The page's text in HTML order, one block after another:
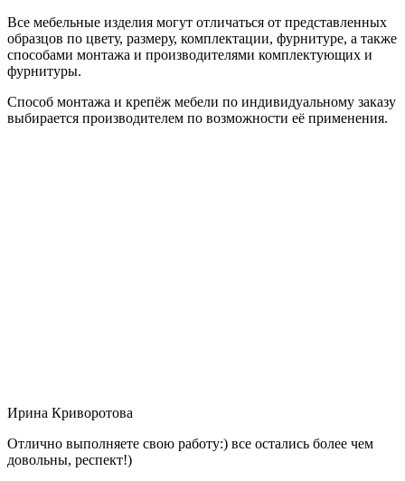
Все мебельные изделия могут отличаться от представленных
образцов по цвету, размеру, комплектации, фурнитуре, а также
способами монтажа и производителями комплектующих и
фурнитуры.
Способ монтажа и крепёж мебели по индивидуальному заказу
выбирается производителем по возможности её применения.
Ирина Криворотова
Отлично выполняете свою работу:) все остались более чем
довольны, респект!)